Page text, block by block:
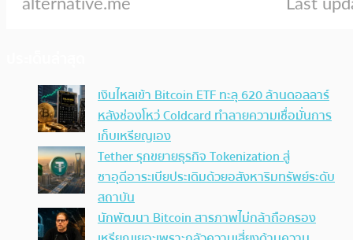
เงินไหลเข้า Bitcoin ETF ทะลุ 620 ล้านดอลลาร์
หลังช่องโหว่ Coldcard ทำลายความเชื่อมั่นการ
เก็บเหรียญเอง
Tether รุกขยายธุรกิจ Tokenization สู่
ซาอุดีอาระเบียประเดิมด้วยอสังหาริมทรัพย์ระดับ
สถาบัน
นักพัฒนา Bitcoin สารภาพไม่กล้าถือครอง